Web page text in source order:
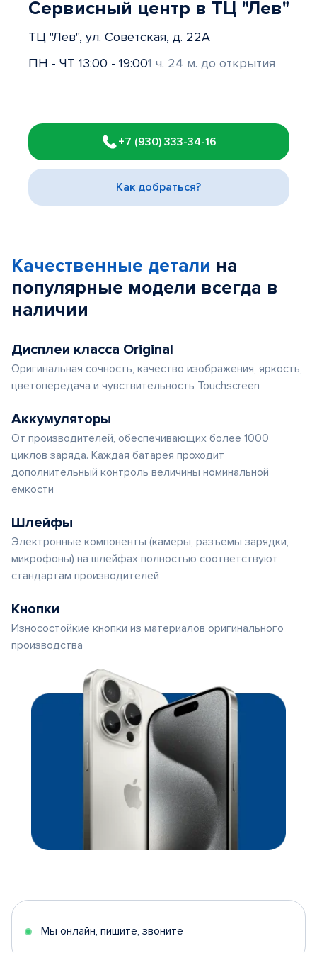
Сервисный центр в ТЦ "Лев"
ТЦ "Лев", ул. Советская, д. 22А
ПН - ЧТ 13:00 - 19:001 ч. 24 м. до открытия
1
of
3
+7 (930) 333-34-16
Как добраться?
Качественные детали на
популярные модели всегда в
наличии
Дисплеи класса Original
Оригинальная сочность, качество изображения, яркость,
цветопередача и чувствительность Touchscreen
Аккумуляторы
От производителей, обеспечивающих более 1000
циклов заряда. Каждая батарея проходит
дополнительный контроль величины номинальной
емкости
Шлейфы
Электронные компоненты (камеры, разъемы зарядки,
микрофоны) на шлейфах полностью соответствуют
стандартам производителей
Кнопки
Износостойкие кнопки из материалов оригинального
производства
Мы онлайн, пишите, звоните